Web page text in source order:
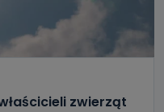
zwierząt